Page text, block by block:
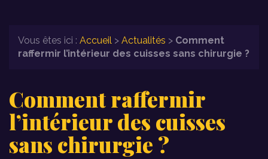
Vous êtes ici : Accueil > Actualités > Comment
raffermir l’intérieur des cuisses sans chirurgie ?
Comment raffermir
l’intérieur des cuisses
sans chirurgie ?